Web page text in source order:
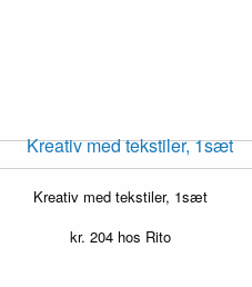
Kreativ med tekstiler, 1sæt
kr. 204 hos Rito